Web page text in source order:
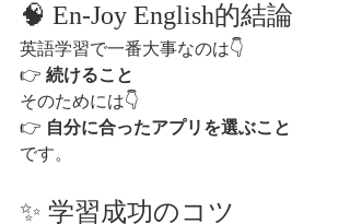
🧠 En-Joy English的結論
英語学習で一番大事なのは👇
👉 続けること
そのためには👇
👉 自分に合ったアプリを選ぶこと
です。
✨ 学習成功のコツ